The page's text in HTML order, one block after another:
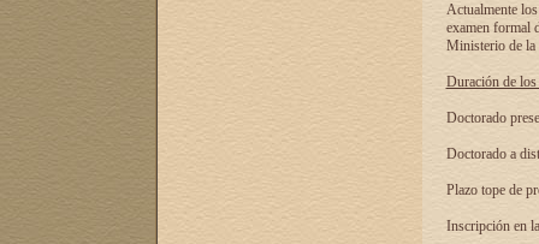
Actualmente
examen formal
Ministerio de la
Duración de
Doctorado
Doctorado a
Plazo tope de
Inscripción en